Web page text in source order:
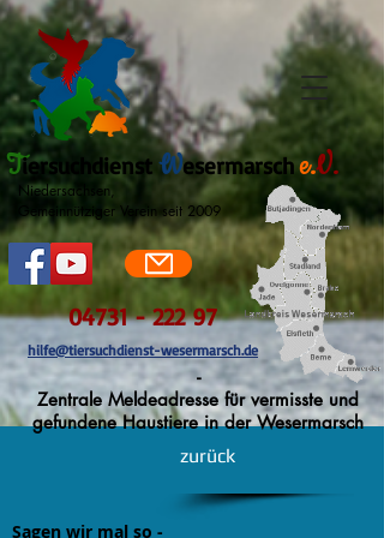
Niedersachsen,
Gemeinnütziger Verein seit 2009
04731 - 222 97
hilfe@tiersuchdienst-wesermarsch.de
-
Zentrale Meldeadresse für vermisste und
gefundene Haustiere in der Wesermarsch
Tiersuchdienst Wesermarsch e.V.
zurück
Sagen wir mal so -